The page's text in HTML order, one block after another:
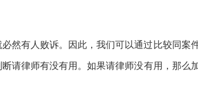
然有人败诉。因此，我们可以通过比较同案
请律师有没有用。如果请律师没有用，那么